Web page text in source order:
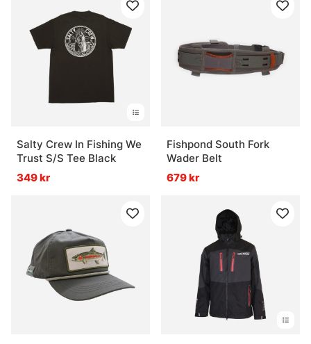
Salty Crew In Fishing We
Trust S/S Tee Black
349 kr
Fishpond South Fork
Wader Belt
679 kr